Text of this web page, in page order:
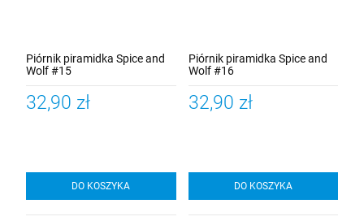
Piórnik piramidka Spice and
Wolf #15
32,90 zł
DO KOSZYKA
Piórnik piramidka Spice and
Wolf #16
32,90 zł
DO KOSZYKA